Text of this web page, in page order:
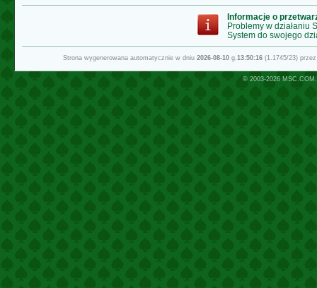
Informacje o
Problemy w działaniu
System do swojego
Strona wygenerowana automatycznie w dniu 2026-08-10g.13:50:16(1.1745/23)
© 2003-2026